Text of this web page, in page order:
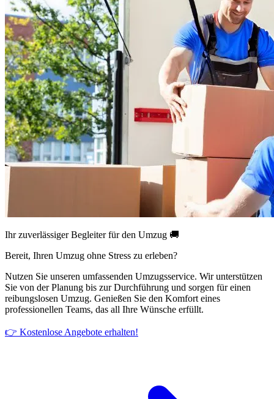
Ihr zuverlässiger Begleiter für den Umzug 🚚
Bereit, Ihren Umzug ohne Stress zu erleben?
Nutzen Sie unseren umfassenden Umzugsservice. Wir unterstützen
Sie von der Planung bis zur Durchführung und sorgen für einen
reibungslosen Umzug. Genießen Sie den Komfort eines
professionellen Teams, das all Ihre Wünsche erfüllt.
👉 Kostenlose Angebote erhalten!